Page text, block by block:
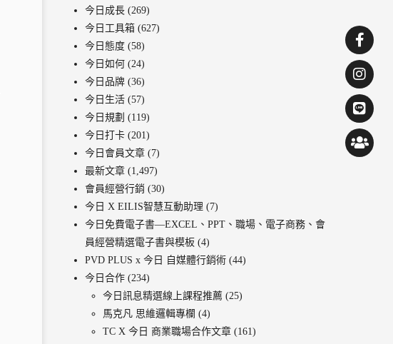
今日成長 (269)
今日工具箱 (627)
今日態度 (58)
今日如何 (24)
今日品牌 (36)
今日生活 (57)
今日規劃 (119)
今日打卡 (201)
今日會員文章 (7)
最新文章 (1,497)
會員經營行銷 (30)
今日 X EILIS智慧互動助理 (7)
今日免費電子書—EXCEL、PPT、職場、電子商務、會
員經營精選電子書與模板 (4)
PVD PLUS x 今日 自媒體行銷術 (44)
今日合作 (234)
今日訊息精選線上課程推薦 (25)
馬克凡 思維邏輯專欄 (4)
TC X 今日 商業職場合作文章 (161)